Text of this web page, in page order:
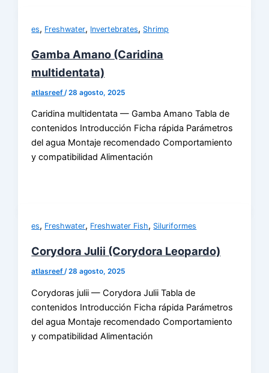
es, Freshwater, Invertebrates, Shrimp
Gamba Amano (Caridina
multidentata)
atlasreef /28 agosto, 2025
Caridina multidentata — Gamba Amano Tabla de
contenidos Introducción Ficha rápida Parámetros
del agua Montaje recomendado Comportamiento
y compatibilidad Alimentación
es, Freshwater, Freshwater Fish, Siluriformes
Corydora Julii (Corydora Leopardo)
atlasreef/28 agosto, 2025
Corydoras julii — Corydora Julii Tabla de
contenidos Introducción Ficha rápida Parámetros
del agua Montaje recomendado Comportamiento
y compatibilidad Alimentación